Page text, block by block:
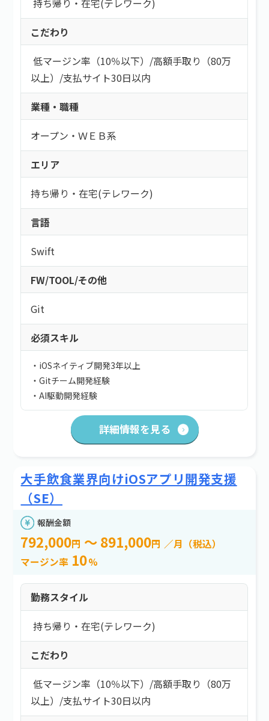
こだわり
低マージン率（10％以下） /高額手取り（80万
以上） /支払サイト30日以内
業種・職種
オープン・ＷＥＢ系
エリア
持ち帰り・在宅(テレワーク)
言語
Swift
FW/TOOL/その他
Git
必須スキル
・iOSネイティブ開発3年以上
・Gitチーム開発経験
・AI駆動開発経験
詳細情報を見る
大手飲食業界向けiOSアプリ開発支援
（SE）
報酬金額
792,000円 ～ 891,000円 ／月（税込）
マージン率 10%
勤務スタイル
持ち帰り・在宅(テレワーク)
こだわり
低マージン率（10％以下） /高額手取り（80万
以上） /支払サイト30日以内